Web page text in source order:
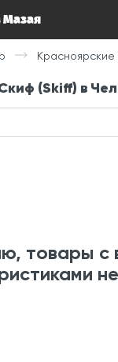
Мазая
Красноярские
(Skiff) в
товары с